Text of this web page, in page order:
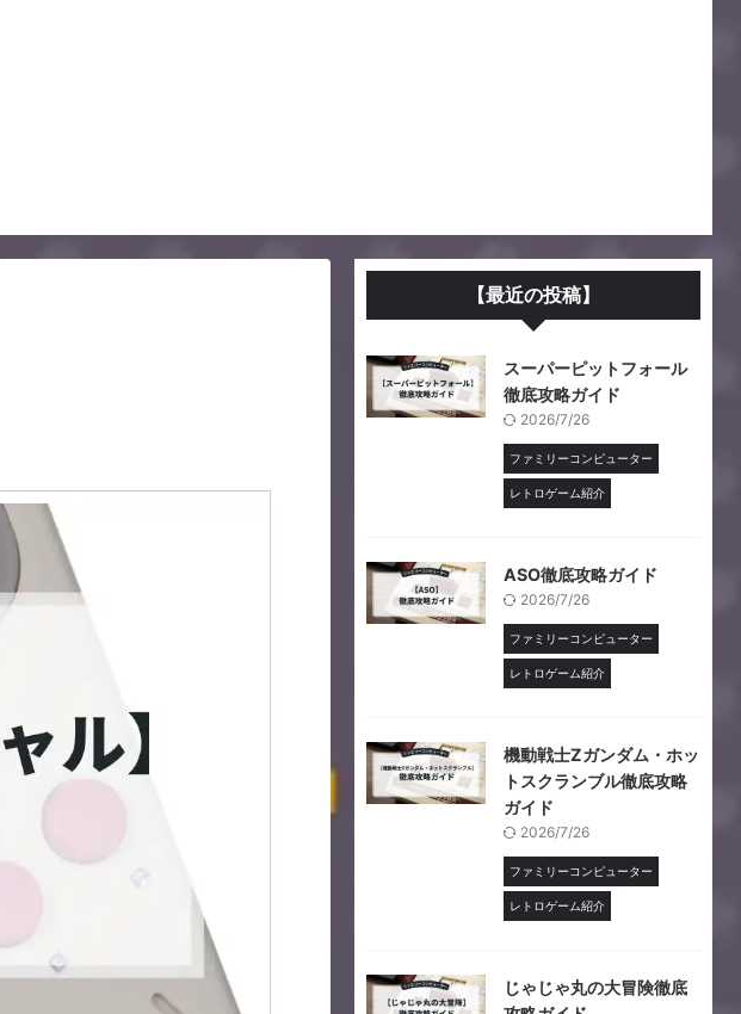
【最近の投稿】
スーパーピットフォール
徹底攻略ガイド
2026/7/26
ファミリーコンピューター
レトロゲーム紹介
ASO徹底攻略ガイド
2026/7/26
ファミリーコンピューター
レトロゲーム紹介
機動戦士Ζガンダム・ホッ
トスクランブル徹底攻略
ガイド
2026/7/26
ファミリーコンピューター
レトロゲーム紹介
じゃじゃ丸の大冒険徹底